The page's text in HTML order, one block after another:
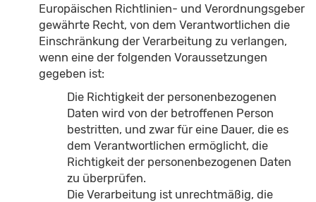
Europäischen Richtlinien- und Verordnungsgeber
gewährte Recht, von dem Verantwortlichen die
Einschränkung der Verarbeitung zu verlangen,
wenn eine der folgenden Voraussetzungen
gegeben ist:
Die Richtigkeit der personenbezogenen
Daten wird von der betroffenen Person
bestritten, und zwar für eine Dauer, die es
dem Verantwortlichen ermöglicht, die
Richtigkeit der personenbezogenen Daten
zu überprüfen.
Die Verarbeitung ist unrechtmäßig, die